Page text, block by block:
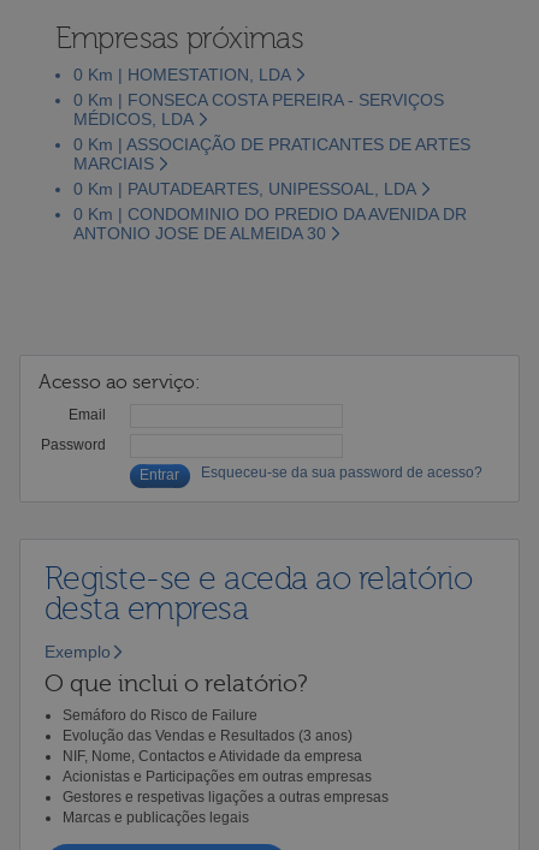
Empresas próximas
0 Km | HOMESTATION, LDA
0 Km | FONSECA COSTA PEREIRA - SERVIÇOS
MÉDICOS, LDA
0 Km | ASSOCIAÇÃO DE PRATICANTES DE ARTES
MARCIAIS
0 Km | PAUTADEARTES, UNIPESSOAL, LDA
0 Km | CONDOMINIO DO PREDIO DA AVENIDA DR
ANTONIO JOSE DE ALMEIDA 30
Acesso ao serviço:
Email
Password
Esqueceu-se da sua password de acesso?
Registe-se e aceda ao relatório
desta empresa
Exemplo
O que inclui o relatório?
Semáforo do Risco de Failure
Evolução das Vendas e Resultados (3 anos)
NIF, Nome, Contactos e Atividade da empresa
Acionistas e Participações em outras empresas
Gestores e respetivas ligações a outras empresas
Marcas e publicações legais